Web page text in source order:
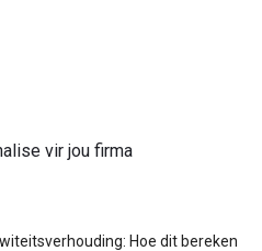
vir jou firma
Hoe dit bereken